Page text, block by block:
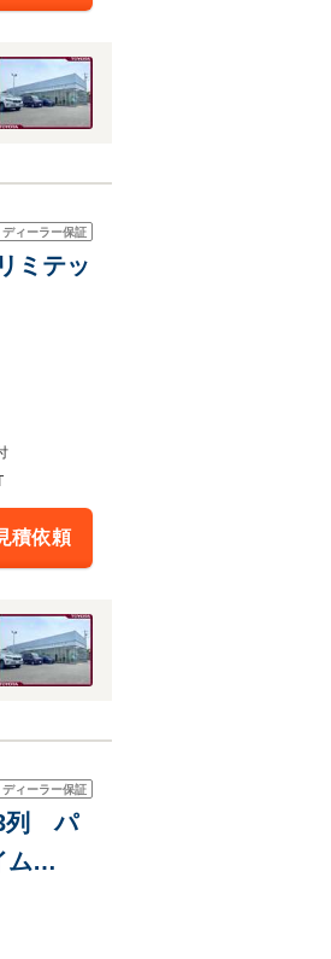
ディーラー保証
ミテッ
積依頼
ディーラー保証
列 パ
ム
ー オ